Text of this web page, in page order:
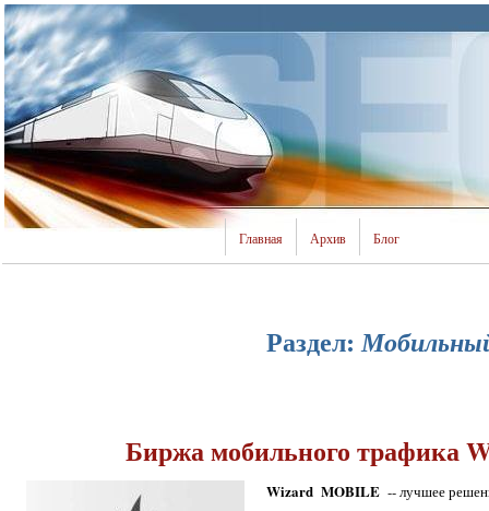
Главная Архив Блог
Раздел:
Биржа мобильного трафика
Wizard MOBILE -- лучшее